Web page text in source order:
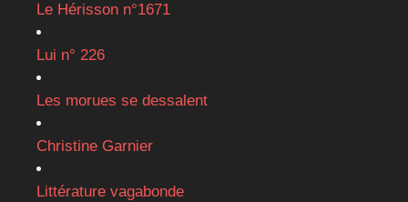
Le Hérisson n°1671
Lui n° 226
Les morues se dessalent
Christine Garnier
Littérature vagabonde